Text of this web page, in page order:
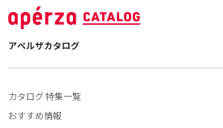
アペルザカタログ
カタログ 特集一覧
おすすめ情報